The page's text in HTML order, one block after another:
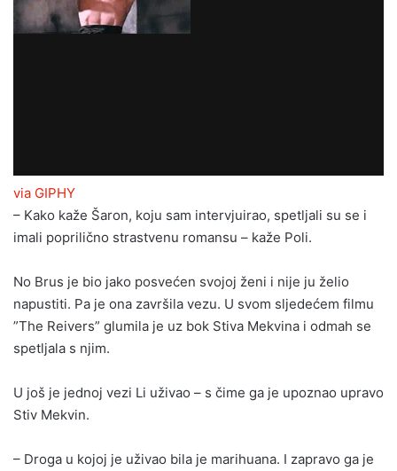
via GIPHY
– Kako kaže Šaron, koju sam intervjuirao, spetljali su se i
imali poprilično strastvenu romansu – kaže Poli.
No Brus je bio jako posvećen svojoj ženi i nije ju želio
napustiti. Pa je ona završila vezu. U svom sljedećem filmu
”The Reivers” glumila je uz bok Stiva Mekvina i odmah se
spetljala s njim.
U još je jednoj vezi Li uživao – s čime ga je upoznao upravo
Stiv Mekvin.
– Droga u kojoj je uživao bila je marihuana. I zapravo ga je